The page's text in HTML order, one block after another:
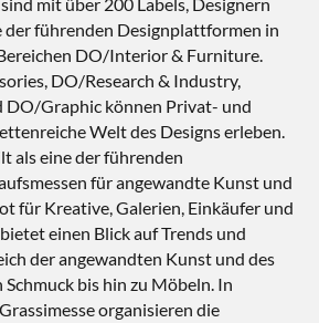
der führenden Designplattformen in
DO/Interior & Furniture.
DO/Research & Industry,
Graphic können Privat- und
Welt des Designs erleben.
als eine der führenden
für angewandte Kunst und
für Kreative, Galerien, Einkäufer und
einen Blick auf Trends und
der angewandten Kunst und des
bis hin zu Möbeln. In
organisieren die